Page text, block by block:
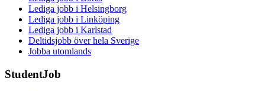
Lediga jobb i Helsingborg
Lediga jobb i Linköping
Lediga jobb i Karlstad
Deltidsjobb över hela Sverige
Jobba utomlands
StudentJob